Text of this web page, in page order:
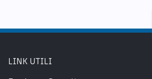
LINK UTILI